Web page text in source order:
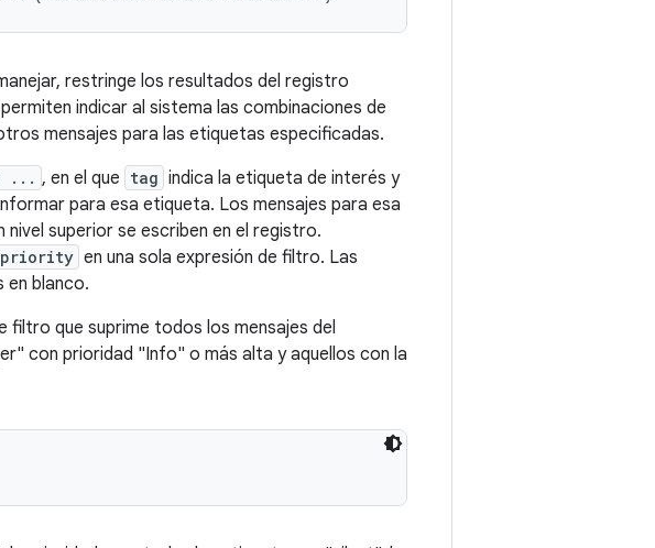
restringe los resultados del registro
indicar al sistema las combinaciones de
mensajes para las etiquetas especificadas.
... , en el que tag indica la etiqueta de interés y
para esa etiqueta. Los mensajes para esa
superior se escriben en el registro.
en una sola expresión de filtro. Las
en blanco.
filtro que suprime todos los mensajes del
con prioridad "Info" o más alta y aquellos con la